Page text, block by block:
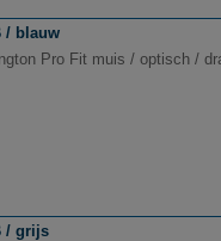
/ blauw
Pro Fit muis / optisch /
/ grijs